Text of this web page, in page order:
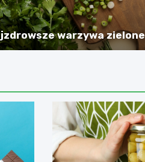
warzywa zielone